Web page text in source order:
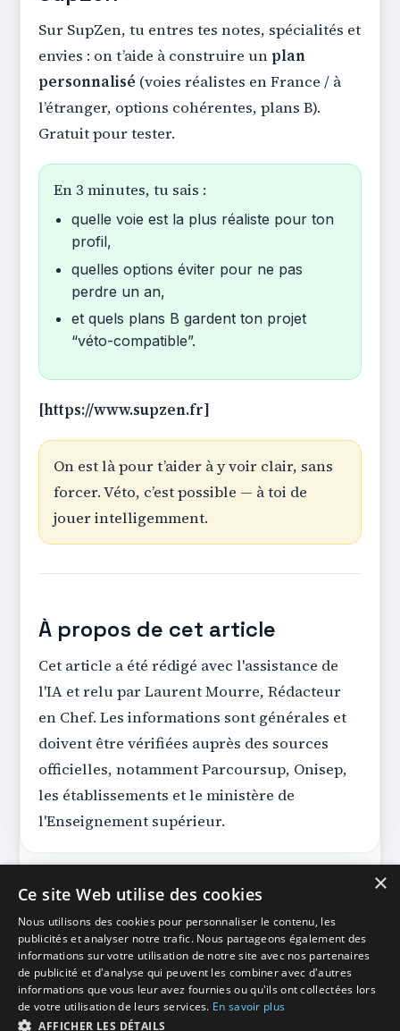
Sur SupZen, tu entres tes notes, spécialités et
envies : on t’aide à construire un plan
personnalisé (voies réalistes en France / à
l’étranger, options cohérentes, plans B).
Gratuit pour tester.
En 3 minutes, tu sais :
quelle voie est la plus réaliste pour ton
profil,
quelles options éviter pour ne pas
perdre un an,
et quels plans B gardent ton projet
“véto-compatible”.
[https://www.supzen.fr]
On est là pour t’aider à y voir clair, sans
forcer. Véto, c’est possible — à toi de
jouer intelligemment.
À propos de cet article
Cet article a été rédigé avec l'assistance de
l'IA et relu par Laurent Mourre, Rédacteur
en Chef. Les informations sont générales et
doivent être vérifiées auprès des sources
officielles, notamment Parcoursup, Onisep,
les établissements et le ministère de
l'Enseignement supérieur.
SupZen— Ton copilote d'orientation | 100% gratuit
Explorer les formations
Conseils Parcoursup
Documentation
Qui sommes-nous
Transparence IA
CGU
Mentions légales
Protection des données
×
Ce site Web utilise des cookies
Nous utilisons des cookies pour personnaliser le contenu, les
publicités et analyser notre trafic. Nous partageons également des
informations sur votre utilisation de notre site avec nos partenaires
de publicité et d'analyse qui peuvent les combiner avec d'autres
informations que vous leur avez fournies ou qu'ils ont collectées lors
de votre utilisation de leurs services. En savoir plus
AFFICHER LES DÉTAILS